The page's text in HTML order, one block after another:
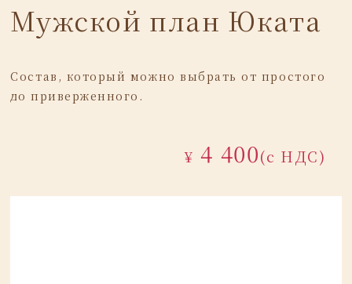
Мужской план Юката
Состав, который можно выбрать от простого
до приверженного.
¥ 4 400(с НДС)